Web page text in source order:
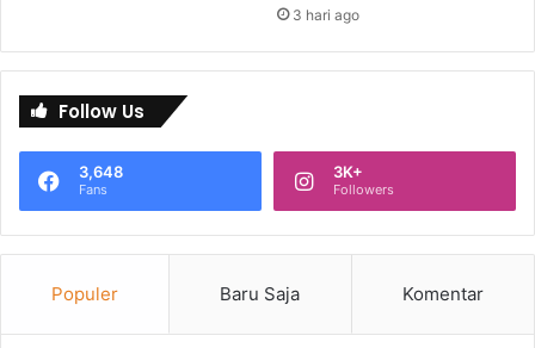
3 hari ago
Follow Us
3,648
Fans
3K+
Followers
Populer Baru Saja Komentar